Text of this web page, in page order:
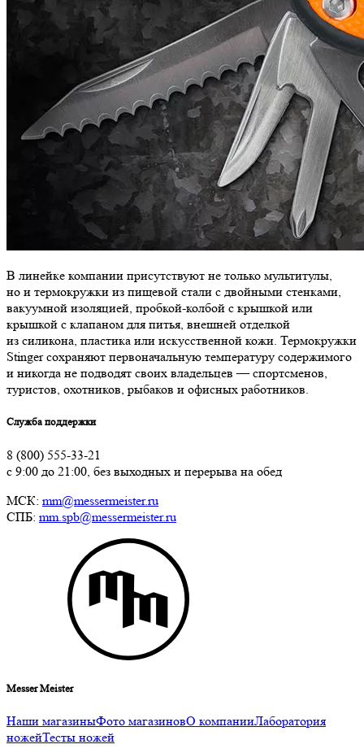
В линейке компании присутствуют не только мультитулы,
но и термокружки из пищевой стали с двойными стенками,
вакуумной изоляцией, пробкой-колбой с крышкой или
крышкой с клапаном для питья, внешней отделкой
из силикона, пластика или искусственной кожи. Термокружки
Stinger сохраняют первоначальную температуру содержимого
и никогда не подводят своих владельцев — спортсменов,
туристов, охотников, рыбаков и офисных работников.
Служба поддержки
8 (800) 555-33-21
с 9:00 до 21:00, без выходных и перерыва на обед
МСК: mm@messermeister.ru
СПБ: mm.spb@messermeister.ru
Messer Meister
Наши магазиныФото магазиновО компанииЛаборатория
ножейТесты ножей